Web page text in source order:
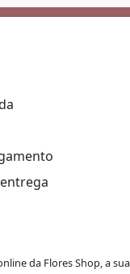
da Flores Shop,a